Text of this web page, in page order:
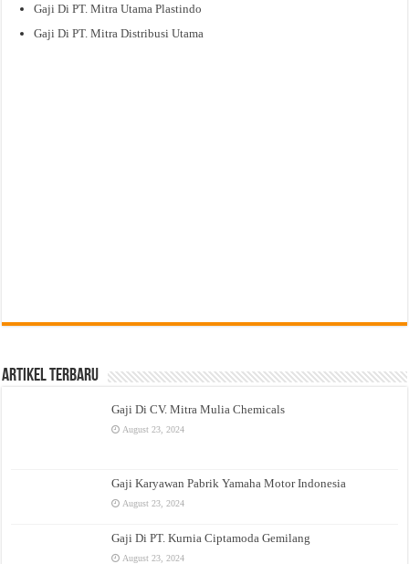
Gaji Di PT. Mitra Utama Plastindo
Gaji Di PT. Mitra Distribusi Utama
Artikel Terbaru
Gaji Di CV. Mitra Mulia Chemicals
August 23, 2024
Gaji Karyawan Pabrik Yamaha Motor Indonesia
August 23, 2024
Gaji Di PT. Kurnia Ciptamoda Gemilang
August 23, 2024